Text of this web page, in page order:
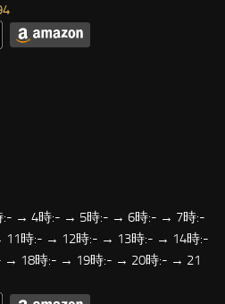
→ 4時:- → 5時:- → 6時:- → 7時:-
時:- → 12時:- → 13時:- → 14時:-
18時:- → 19時:- → 20時:- → 21